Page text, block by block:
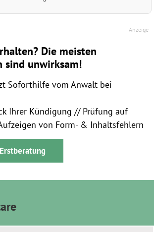
Die meisten
sind unwirksam!
Soforthilfe vom Anwalt bei
Ihrer Kündigung // Prüfung auf
von Form- & Inhaltsfehlern